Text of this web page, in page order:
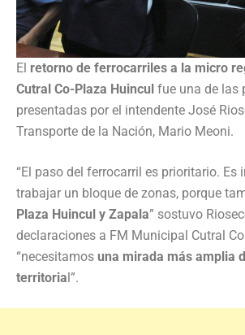
El retorno de ferrocarriles a la micro
Cutral Co-Plaza Huincul fue una de las
presentadas por el intendente José
Transporte de la Nación, Mario Meoni.
“El paso del ferrocarril es prioritario. Es
trabajar un bloque de zonas, porque
Plaza Huincul y Zapala” sostuvo
declaraciones a FM Municipal Cutral
“necesitamos una mirada más amplia
territorial”.